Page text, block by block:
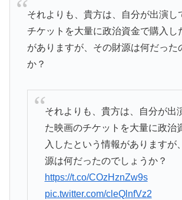
それよりも、貴方は、自分が出演し
チケットを大量に政治資金で購入し
がありますが、その財源は何だった
か？
それよりも、貴方は、自分が出
た映画のチケットを大量に政治
入したという情報がありますが
源は何だったのでしょうか？
https://t.co/COzHznZw9s
pic.twitter.com/cleQlnfVz2